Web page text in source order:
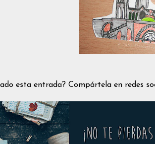
esta entrada? Compártela en redes